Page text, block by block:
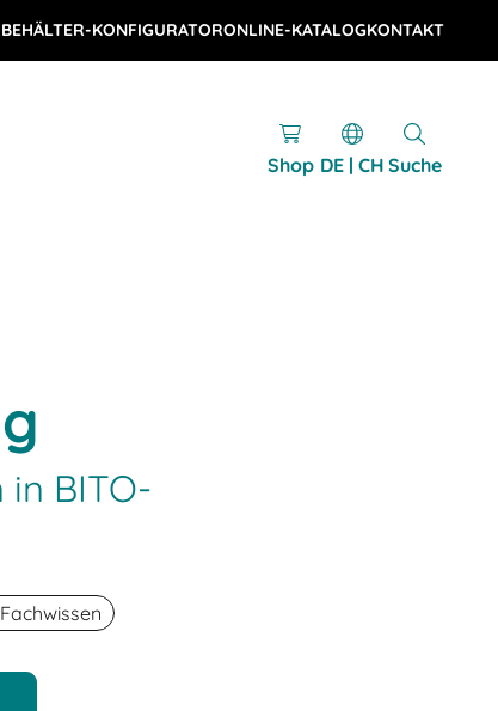
BEHÄLTER-KONFIGURATORONLINE-KATALOGKONTAKT
Shop DE | CH Suche
BITO-